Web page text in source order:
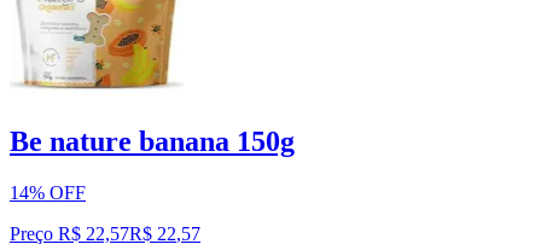
Be nature banana 150g
14% OFF
Preço R$ 22,57R$ 22,57